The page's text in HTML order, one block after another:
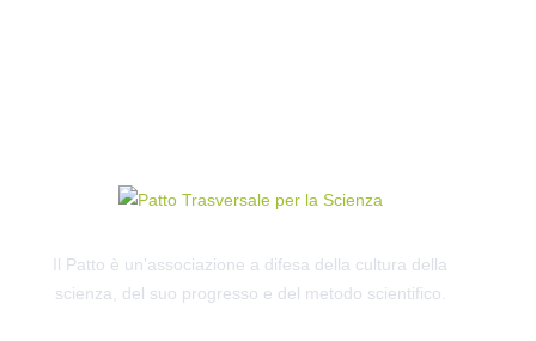
Il Patto è un’associazione a difesa della cultura della
scienza, del suo progresso e del metodo scientifico.